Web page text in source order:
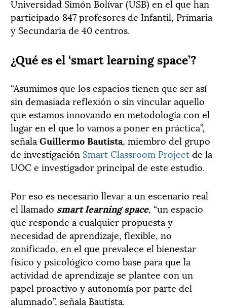
Universidad Simón Bolívar (USB) en el que han
participado 847 profesores de Infantil, Primaria
y Secundaria de 40 centros.
¿Qué es el ‘smart learning space’?
“Asumimos que los espacios tienen que ser así
sin demasiada reflexión o sin vincular aquello
que estamos innovando en metodología con el
lugar en el que lo vamos a poner en práctica”,
señala Guillermo Bautista, miembro del grupo
de investigación Smart Classroom Projectde la
UOC e investigador principal de este estudio.
Por eso es necesario llevar a un escenario real
el llamado smart learning space, “un espacio
que responde a cualquier propuesta y
necesidad de aprendizaje, flexible, no
zonificado, en el que prevalece el bienestar
físico y psicológico como base para que la
actividad de aprendizaje se plantee con un
papel proactivo y autonomía por parte del
alumnado”, señala Bautista.